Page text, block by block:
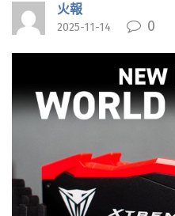
火報
2025-11-14 0